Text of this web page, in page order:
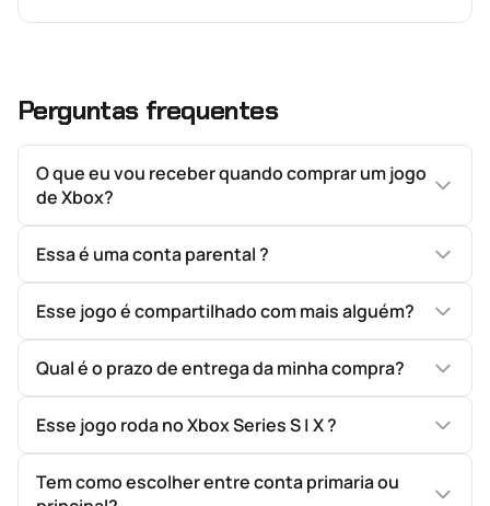
Perguntas frequentes
O que eu vou receber quando comprar um jogo
de Xbox?
Essa é uma conta parental ?
Esse jogo é compartilhado com mais alguém?
Qual é o prazo de entrega da minha compra?
Esse jogo roda no Xbox Series S | X ?
Tem como escolher entre conta primaria ou